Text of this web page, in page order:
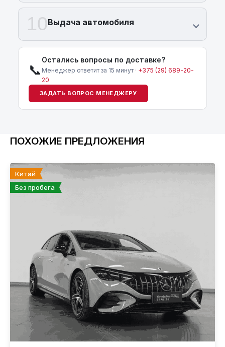
10Выдача автомобиля
📞
Остались вопросы по доставке?
Менеджер ответит за 15 минут · +375 (29) 689-20-
20
ЗАДАТЬ ВОПРОС МЕНЕДЖЕРУ
ПОХОЖИЕ ПРЕДЛОЖЕНИЯ
Китай
Без пробега